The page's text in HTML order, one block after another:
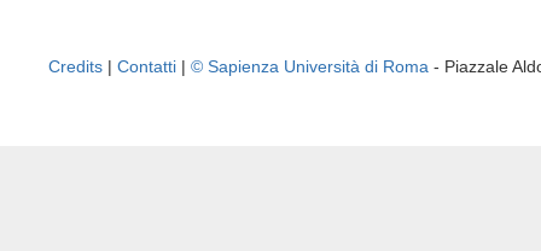
Credits | Contatti | © Sapienza Università di Roma - Piazzale